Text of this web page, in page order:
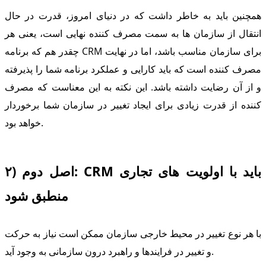
همچنین باید به خاطر داشت كه در دنیای امروز، قدرت در حال
انتقال از سازمان ها به سمت مصرف كننده نهایی است، یعنی هر
چقدر هم كه برنامه CRM برای سازمان مناسب باشد، اما در نهایت
مصرف كننده است كه باید كارایی و عملكرد برنامه شما را پذیرفته
و از آن رضایت داشته باشد. این نكته به این معناست كه مصرف
كننده از قدرت زیادی برای ایجاد تغییر در سازمان شما برخوردار
خواهد بود.
۲) اصل دوم: CRM باید با اولویت های تجاری
منطبق شود
با هر نوع تغییر در محیط خارجی سازمان ممكن است نیاز به حركت
و تغییر در فرایندها و راهبرد درون سازمانی به وجود آید.